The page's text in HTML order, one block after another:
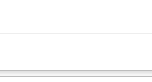
jakość obsługi.